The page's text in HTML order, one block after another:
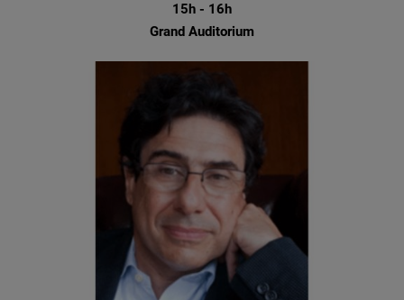
15h - 16h
Grand Auditorium